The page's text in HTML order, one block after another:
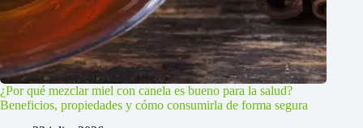
¿Por qué mezclar miel con canela es bueno para la salud?
Beneficios, propiedades y cómo consumirla de forma segura